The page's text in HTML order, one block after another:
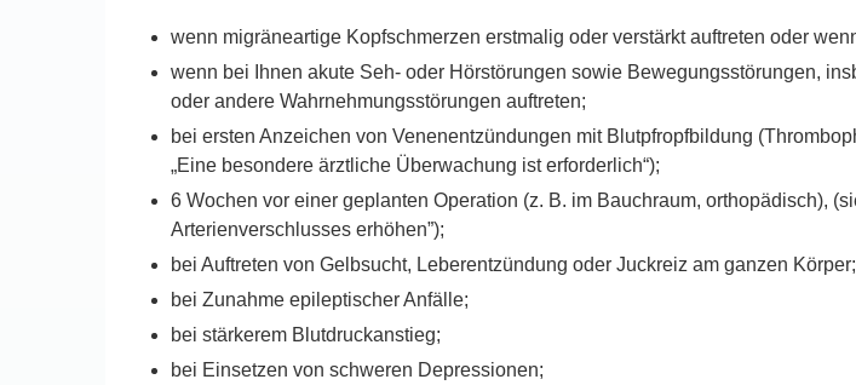
wenn migräneartige Kopfschmerzen erstmalig oder verstärkt auftreten oder
wenn bei Ihnen akute Seh- oder Hörstörungen sowie Bewegungsstörungen,
oder andere Wahrnehmungsstörungen auftreten;
bei ersten Anzeichen von Venenentzündungen mit Blutpfropfbildung
„Eine besondere ärztliche Überwachung ist erforderlich“);
6 Wochen vor einer geplanten Operation (z. B. im Bauchraum, orthopädisch),
Arterienverschlusses erhöhen”);
bei Auftreten von Gelbsucht, Leberentzündung oder Juckreiz am ganzen Körper;
bei Zunahme epileptischer Anfälle;
bei stärkerem Blutdruckanstieg;
bei Einsetzen von schweren Depressionen;